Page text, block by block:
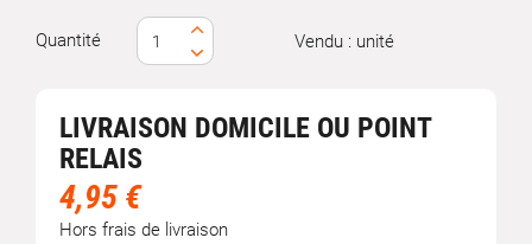
Quantité Vendu : unité
LIVRAISON DOMICILE OU POINT
RELAIS
4,95 €
Hors frais de livraison